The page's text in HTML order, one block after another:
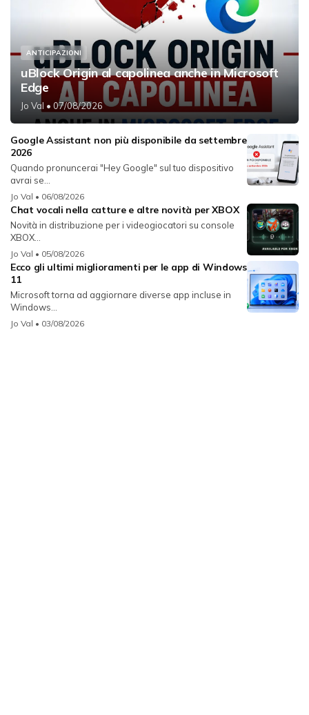
ANTICIPAZIONI
uBlock Origin al capolinea anche in Microsoft
Edge
Jo Val • 07/08/2026
Google Assistant non più disponibile da settembre
2026
Quando pronuncerai "Hey Google" sul tuo dispositivo
avrai se...
Jo Val • 06/08/2026
Chat vocali nella catture e altre novità per XBOX
Novità in distribuzione per i videogiocatori su console
XBOX...
Jo Val • 05/08/2026
Ecco gli ultimi miglioramenti per le app di Windows
11
Microsoft torna ad aggiornare diverse app incluse in
Windows...
Jo Val • 03/08/2026